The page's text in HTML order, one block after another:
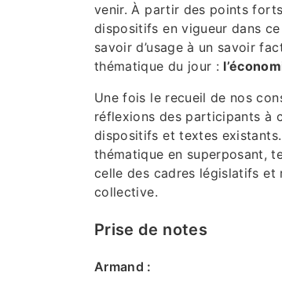
venir. À partir des points
dispositifs en vigueur dans
savoir d’usage à un savoir
thématique du jour :
Une fois le recueil de nos
réflexions des participants à
dispositifs et textes
thématique en superposant,
celle des cadres législatifs et
collective.
Prise de notes
Armand :